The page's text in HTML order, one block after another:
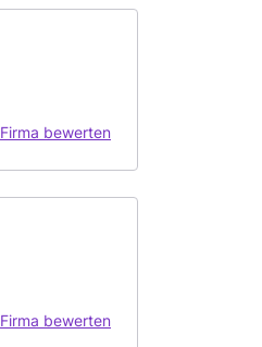
Firma bewerten
Firma bewerten